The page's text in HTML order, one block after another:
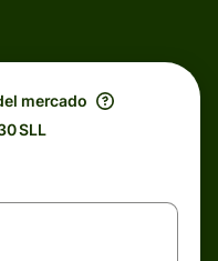
mercado
SLL